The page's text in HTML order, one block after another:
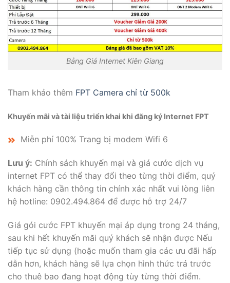
Bảng Giá Internet Kiên Giang
Tham khảo thêm FPT Camera chỉ từ 500k
Khuyến mãi và tài liệu triển khai khi đăng ký Internet FPT
Miễn phí 100% Trang bị modem Wifi 6
Lưu ý: Chính sách khuyến mại và giá cước dịch vụ
internet FPT có thể thay đổi theo từng thời điểm, quý
khách hàng cần thông tin chính xác nhất vui lòng liên
hệ hotline: 0902.494.864 để được hỗ trợ 24/7
Giá gói cước FPT khuyến mại áp dụng trong 24 tháng,
sau khi hết khuyến mãi quý khách sẽ nhận được Nếu
tiếp tục sử dụng (hoặc muốn tham gia các ưu đãi hấp
dẫn hơn, khách hàng sẽ lựa chọn hình thức trả trước
cho thuê bao đang hoạt động tùy từng thời điểm.